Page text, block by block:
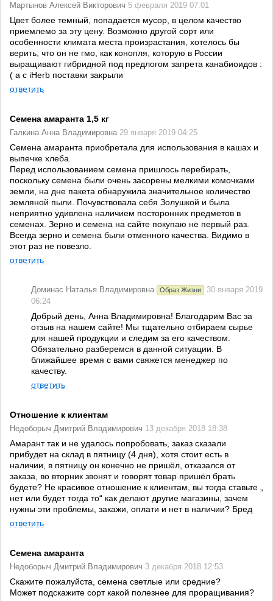
Мартынов Алексей Викторович 5 февраля 2019 07:01
Цвет более темный, попадается мусор, в целом качество
приемлемо за эту цену. Возможно другой сорт или
особенности климата места произрастания, хотелось бы
верить, что он не гмо, как конопля, которую в России
выращивают гибридной под предлогом запрета канабиоидов :
( а с iHerb поставки закрыли
ответить
Семена амаранта 1,5 кг
Галкина Анна Владимировна 29 января 2019 04:25
Семена амаранта приобретала для использования в кашах и
выпечке хлеба.
Перед использованием семена пришлось перебирать,
поскольку семена были очень засорены мелкими комочками
земли, на дне пакета обнаружила значительное количество
земляной пыли. Почувствовала себя Золушкой и была
неприятно удивлена наличием посторонних предметов в
семенах. Зерно и семена на сайте покупаю не первый раз.
Всегда зерно и семена были отменного качества. Видимо в
этот раз не повезло.
ответить
Доминас Наталья Владимировна Образ Жизни
30 января 2019
06:24
Добрый день, Анна Владимировна! Благодарим Вас за
отзыв на нашем сайте! Мы тщательно отбираем сырье
для нашей продукции и следим за его качеством.
Обязательно разберемся в данной ситуации. В
ближайшее время с вами свяжется менеджер по
качеству.
ответить
Отношение к клиентам
Недоборыч Дмитрий Владимирович 13 декабря 2018 18:38
Амарант так и не удалось попробовать, заказ сказали
прибудет на склад в пятницу (4 дня), хотя стоит есть в
наличии, в пятницу он конечно не пришёл, отказался от
заказа, во вторник звонят и говорят товар пришёл брать
будете? Не красивое отношение к клиентам, вы тогда ставьте „
нет или будет тогда то“ как делают другие магазины, зачем
нужны эти проблемы, закажи, оплати и нет в наличии? Бред
ответить
Семена амаранта
Недоборыч Дмитрий Владимирович 3 декабря 2018 12:53
Скажите пожалуйста, семена светлые или средние?
Может подскажите сорт какой полезнее для проращивания?